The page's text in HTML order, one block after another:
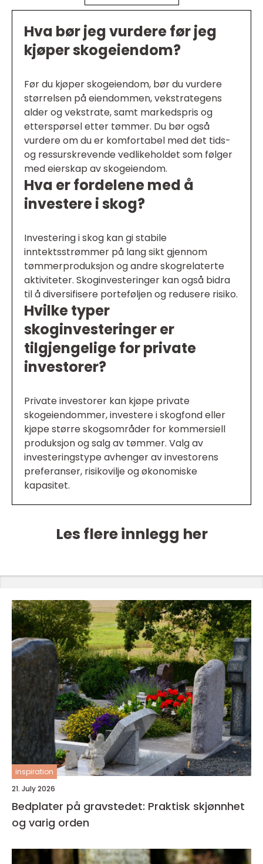
Hva bør jeg vurdere før jeg
kjøper skogeiendom?
Før du kjøper skogeiendom, bør du vurdere
størrelsen på eiendommen, vekstrategens
alder og vekstrate, samt markedspris og
etterspørsel etter tømmer. Du bør også
vurdere om du er komfortabel med det tids-
og ressurskrevende vedlikeholdet som følger
med eierskap av skogeiendom.
Hva er fordelene med å
investere i skog?
Investering i skog kan gi stabile
inntektsstrømmer på lang sikt gjennom
tømmerproduksjon og andre skogrelaterte
aktiviteter. Skoginvesteringer kan også bidra
til å diversifisere porteføljen og redusere risiko.
Hvilke typer
skoginvesteringer er
tilgjengelige for private
investorer?
Private investorer kan kjøpe private
skogeiendommer, investere i skogfond eller
kjøpe større skogsområder for kommersiell
produksjon og salg av tømmer. Valg av
investeringstype avhenger av investorens
preferanser, risikovilje og økonomiske
kapasitet.
Les flere innlegg her
inspiration
21. July 2026
Bedplater på gravstedet: Praktisk skjønnhet
og varig orden